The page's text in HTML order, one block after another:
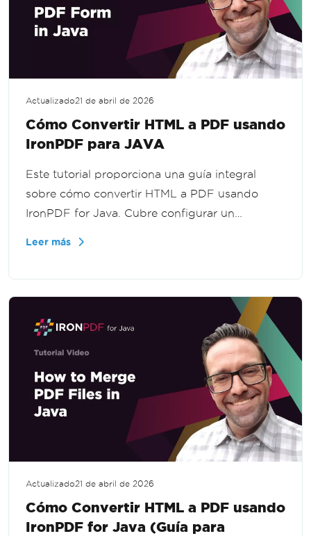
Actualizado21 de abril de 2026
Cómo Convertir HTML a PDF usando
IronPDF para JAVA
Este tutorial proporciona una guía integral
sobre cómo convertir HTML a PDF usando
IronPDF for Java. Cubre configurar un
Leer más
Actualizado21 de abril de 2026
Cómo Convertir HTML a PDF usando
IronPDF for Java (Guía para